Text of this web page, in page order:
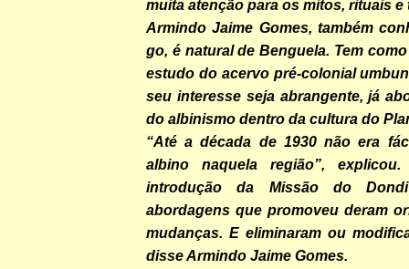
muita atenção para os mitos, rituais e
Armindo Jaime Gomes, também
go, é natural de Benguela. Tem
estudo do acervo pré-colonial
seu interesse seja abrangente, já
do albinismo dentro da cultura do
“Até a década de 1930 não era
albino naquela região”,
introdução da Missão do
abordagens que promoveu deram
mudanças. E eliminaram ou
disse Armindo Jaime Gomes.